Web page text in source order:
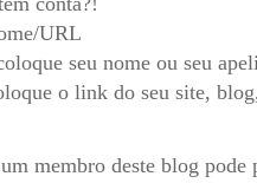
URL
seu nome ou seu
o link do seu site,
membro deste blog